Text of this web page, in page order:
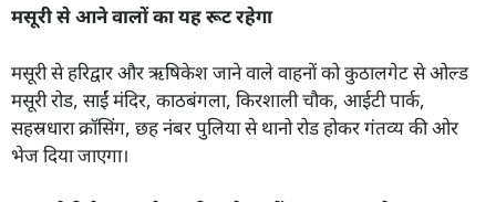
मसूरी से आने वालों का यह रूट रहेगा
मसूरी से हरिद्वार और ऋषिकेश जाने वाले वाहनों को कुठालगेट से ओल्ड
मसूरी रोड, साईं मंदिर, काठबंगला, किरशाली चौक, आईटी पार्क,
सहस्रधारा क्रॉसिंग, छह नंबर पुलिया से थानो रोड होकर गंतव्य की ओर
भेज दिया जाएगा।